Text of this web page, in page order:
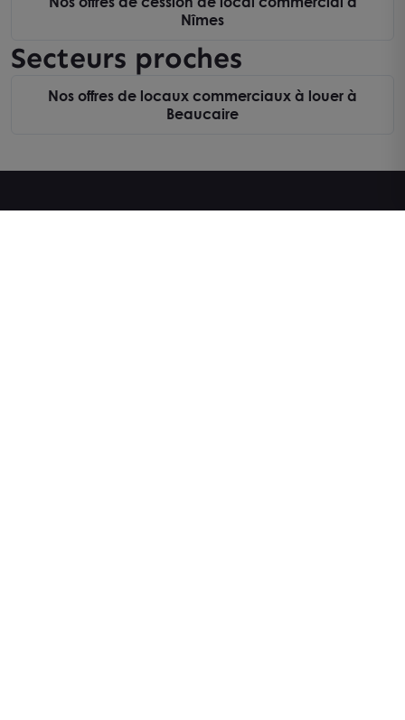
Nîmes
Secteurs proches
Nos offres de locaux commerciaux à louer à
Beaucaire